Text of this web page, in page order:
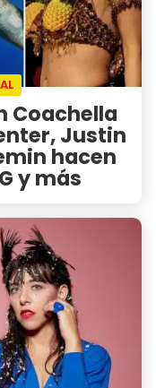
Coachella
Justin
hacen
y más